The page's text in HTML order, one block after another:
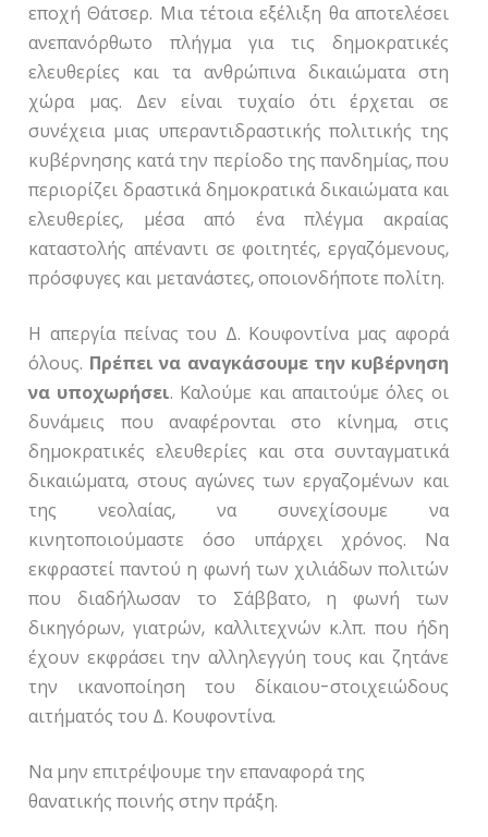
εποχή Θάτσερ. Μια τέτοια εξέλιξη θα αποτελέσει
ανεπανόρθωτο πλήγμα για τις δημοκρατικές
ελευθερίες και τα ανθρώπινα δικαιώματα στη
χώρα μας. Δεν είναι τυχαίο ότι έρχεται σε
συνέχεια μιας υπεραντιδραστικής πολιτικής της
κυβέρνησης κατά την περίοδο της πανδημίας, που
περιορίζει δραστικά δημοκρατικά δικαιώματα και
ελευθερίες, μέσα από ένα πλέγμα ακραίας
καταστολής απέναντι σε φοιτητές, εργαζόμενους,
πρόσφυγες και μετανάστες, οποιονδήποτε πολίτη.
Η απεργία πείνας του Δ. Κουφοντίνα μας αφορά
όλους. Πρέπει να αναγκάσουμε την κυβέρνηση
να υποχωρήσει. Καλούμε και απαιτούμε όλες οι
δυνάμεις που αναφέρονται στο κίνημα, στις
δημοκρατικές ελευθερίες και στα συνταγματικά
δικαιώματα, στους αγώνες των εργαζομένων και
της νεολαίας, να συνεχίσουμε να
κινητοποιούμαστε όσο υπάρχει χρόνος. Να
εκφραστεί παντού η φωνή των χιλιάδων πολιτών
που διαδήλωσαν το Σάββατο, η φωνή των
δικηγόρων, γιατρών, καλλιτεχνών κ.λπ. που ήδη
έχουν εκφράσει την αλληλεγγύη τους και ζητάνε
την ικανοποίηση του δίκαιου-στοιχειώδους
αιτήματός του Δ. Κουφοντίνα.
Να μην επιτρέψουμε την επαναφορά της
θανατικής ποινής στην πράξη.